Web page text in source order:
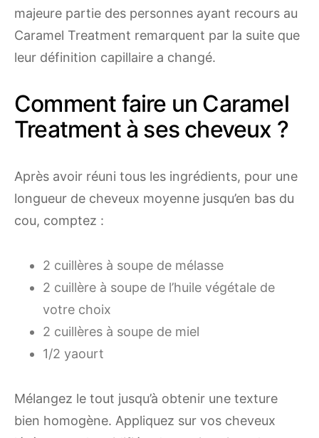
majeure partie des personnes ayant recours au
Caramel Treatment remarquent par la suite que
leur définition capillaire a changé.
Comment faire un Caramel
Treatment à ses cheveux ?
Après avoir réuni tous les ingrédients, pour une
longueur de cheveux moyenne jusqu’en bas du
cou, comptez :
2 cuillères à soupe de mélasse
2 cuillère à soupe de l’huile végétale de
votre choix
2 cuillères à soupe de miel
1/2 yaourt
Mélangez le tout jusqu’à obtenir une texture
bien homogène. Appliquez sur vos cheveux